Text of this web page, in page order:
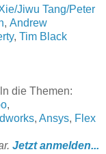
Jiwu Tang/Peter
, Andrew
, Tim Black
die Themen:
,
, Ansys, Flex
Jetzt anmelden...